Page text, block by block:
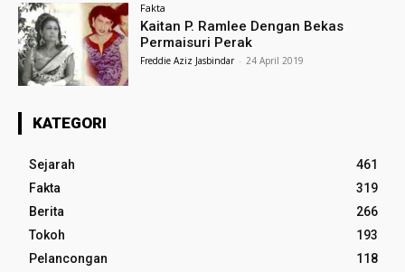
Fakta
Kaitan P. Ramlee Dengan Bekas
Permaisuri Perak
Freddie Aziz Jasbindar - 24 April 2019
KATEGORI
Sejarah
461
Fakta
319
Berita
266
Tokoh
193
Pelancongan
118